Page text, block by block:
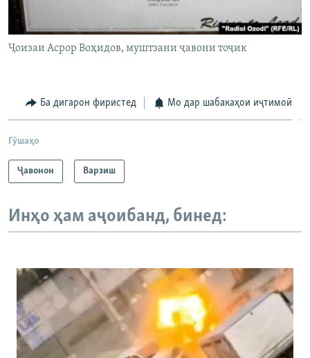
Ҷоизаи Асрор Воҳидов, муштзани ҷавони тоҷик
Ба дигарон фиристед Мо дар шабакаҳои иҷтимоӣ
Гӯшаҳо
Ҷавонон Варзиш
Инҳо ҳам аҷоибанд, бинед: